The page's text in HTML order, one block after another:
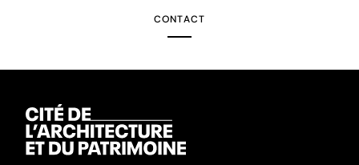
CONTACT